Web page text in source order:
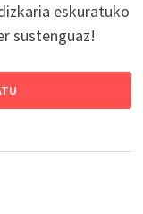
eskuratuko
sustenguaz!